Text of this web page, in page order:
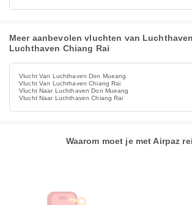
Meer aanbevolen vluchten van
Luchthaven Chiang Rai
Vlucht Van Luchthaven Don Mueang
Vlucht Van Luchthaven Chiang Rai
Vlucht Naar Luchthaven Don Mueang
Vlucht Naar Luchthaven Chiang Rai
Waarom moet je met Airpaz